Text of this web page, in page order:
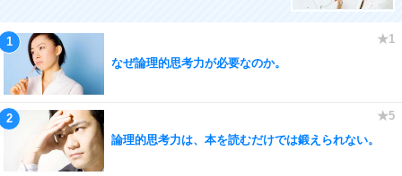
なぜ論理的思考力が必要なのか。
論理的思考力は、本を読むだけでは鍛えられない。